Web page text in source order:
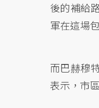
後的補給
軍在這場
而巴赫穆
表示，市